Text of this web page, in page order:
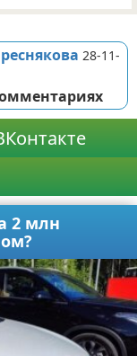
28-11-
2 млн